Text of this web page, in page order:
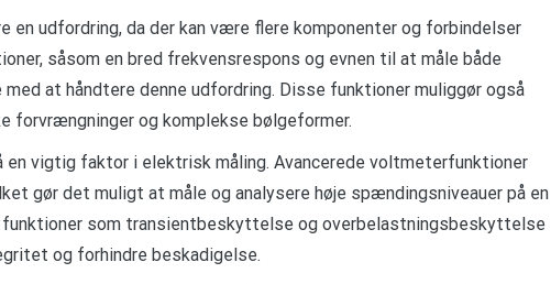
en udfordring, da der kan være flere komponenter og forbindelser
såsom en bred frekvensrespons og evnen til at måle både
at håndtere denne udfordring. Disse funktioner muliggør også
forvrængninger og komplekse bølgeformer.
en vigtig faktor i elektrisk måling. Avancerede voltmeterfunktioner
gør det muligt at måle og analysere høje spændingsniveauer på en
funktioner som transientbeskyttelse og overbelastningsbeskyttelse
og forhindre beskadigelse.